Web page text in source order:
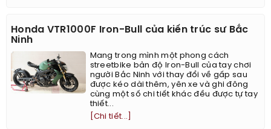
Honda VTR1000F Iron-Bull của kiến trúc sư Bắc
Ninh
Mang trong mình một phong cách
streetbike bản độ Iron-Bull của tay chơi
người Bắc Ninh với thay đổi về gấp sau
được kéo dài thêm, yên xe và ghi đông
cùng một số chi tiết khác đều được tự tay
thiết...
[Chi tiết...]